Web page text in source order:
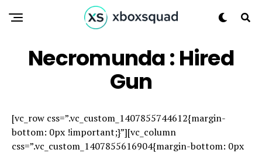
Necromunda : Hired
Gun
[vc_row css=”.vc_custom_1407855744612{margin-
bottom: 0px !important;}”][vc_column
css=”.vc_custom_1407855616904{margin-bottom: 0px